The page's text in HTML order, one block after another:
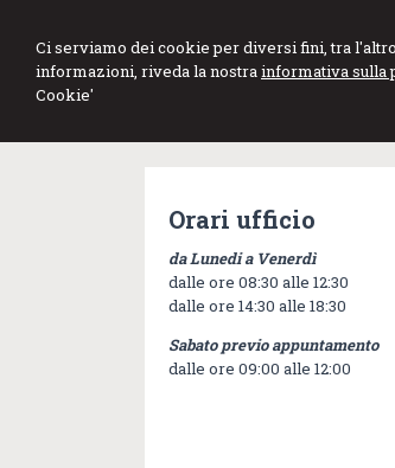
Ci serviamo dei cookie per diversi fini, tra
informazioni, riveda la nostrainformativa sulla
Cookie'
Studio
Lopedote
Orari ufficio
da Lunedi a Venerdì
dalle ore 08:30 alle 12:30
dalle ore 14:30 alle 18:30
Sabato previo appuntamento
dalle ore 09:00 alle 12:00